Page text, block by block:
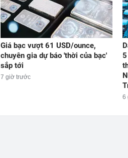
Giá bạc vượt 61 USD/ounce,
chuyên gia dự báo 'thời của bạc'
sắp tới
7 giờ trước
6